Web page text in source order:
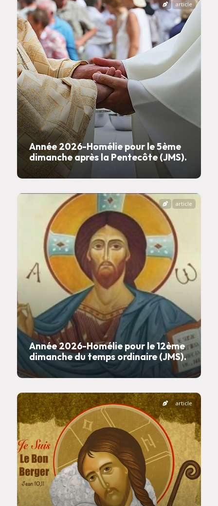
Année 2026-Homélie pour le 5ème
dimanche après la Pentecôte (JMS).
article
Année 2026-Homélie pour le 12ème
dimanche du temps ordinaire (JMS).
article
article